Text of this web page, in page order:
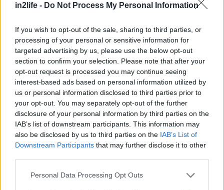
in2life - Do Not Process My Personal Information
If you wish to opt-out of the sale, sharing to third parties, or
processing of your personal or sensitive information for
targeted advertising by us, please use the below opt-out
section to confirm your selection. Please note that after your
opt-out request is processed you may continue seeing
interest-based ads based on personal information utilized by
us or personal information disclosed to third parties prior to
your opt-out. You may separately opt-out of the further
disclosure of your personal information by third parties on the
IAB’s list of downstream participants. This information may
also be disclosed by us to third parties on the IAB’s List of
Downstream Participants that may further disclose it to other
Please note that this website/app uses one or more Google
Personal Data Processing Opt Outs
ψιλοκομμένο σκόρδο και ανακατεύουμε. Σε ένα
πυρίμαχο σκεύος τοποθετούμε στον πάτο μια
στρώση πατάτες και τις πασπαλίζουμε με κάποιο
φρέσκο ή ξερό αρωματικό βότανο (ρίγανη, θυμάρι,
λεμονοθύμαρο). Προσέχουμε να μην υπάρχουν
κενά ανάμεσα στις πατάτες για να προστατεύσουν
τα καλαμαράκια από το να στεγνώσουν. Γι’ αυτό οι
πατάτες θα πρέπει να αλληλοκαλύπτονται.
Προσθέτουμε το ξύσμα από ½ μικρό λεμόνι και
προαιρετικά λίγο μπούκοβο. Σκεπάζουμε με τα
καλαμαράκια και από πάνω βάζουμε άλλη μια
το ίδιο βότανο, το ξύσμα από το υπόλοιπο ½ λεμόνι